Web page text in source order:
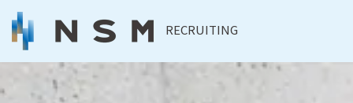
RECRUITING